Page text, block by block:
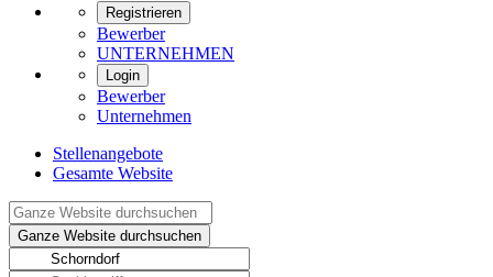
Registrieren
Bewerber
UNTERNEHMEN
Login
Bewerber
Unternehmen
Stellenangebote
Gesamte Website